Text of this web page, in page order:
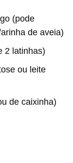
(pode
de aveia)
2 latinhas)
ou leite
de caixinha)